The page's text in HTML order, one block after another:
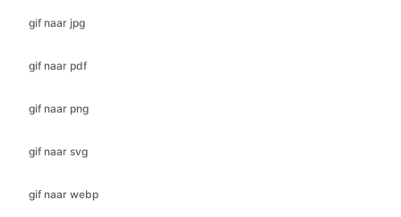
gif naar png
gif naar svg
gif naar webp
heic naar bmp
heic naar gif